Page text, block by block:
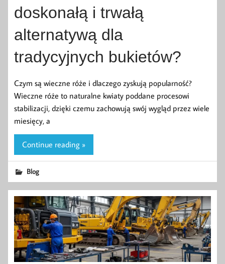
doskonałą i trwałą
alternatywą dla
tradycyjnych bukietów?
Czym są wieczne róże i dlaczego zyskują popularność?
Wieczne róże to naturalne kwiaty poddane procesowi
stabilizacji, dzięki czemu zachowują swój wygląd przez wiele
miesięcy, a
Continue reading »
Blog